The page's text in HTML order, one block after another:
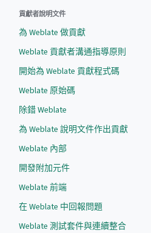
貢獻者說明文件
為 Weblate 做貢獻
Weblate 貢獻者溝通指導原則
開始為 Weblate 貢獻程式碼
Weblate 原始碼
除錯 Weblate
為 Weblate 說明文件作出貢獻
Weblate 內部
開發附加元件
Weblate 前端
在 Weblate 中回報問題
Weblate 測試套件與連續整合